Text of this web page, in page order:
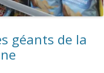
géants de la